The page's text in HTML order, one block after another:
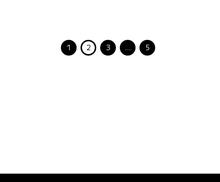
1 2 3 … 5